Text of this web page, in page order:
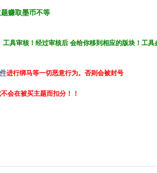
赚取墨币不等
工具审核！经过审核后 会给你移到相应的版块！工具
进行绑马等一切恶意行为。 否则会被封号
会在被买主题而扣分！！